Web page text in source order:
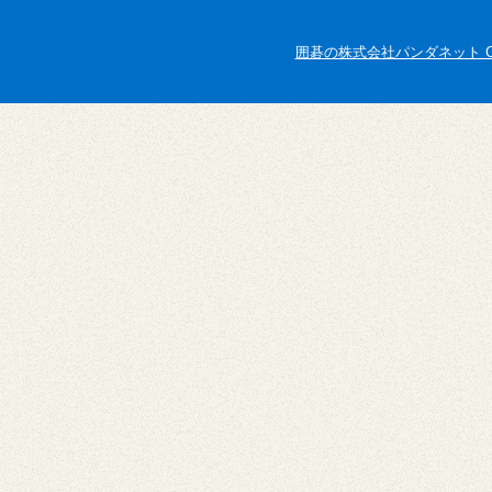
囲碁の株式会社パンダネット